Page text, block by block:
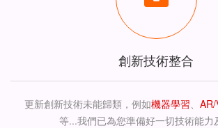
創新技術整合
更新創新技術未能歸類，例如機器學習 AR/
等...我們已為您準備好一切技術能力